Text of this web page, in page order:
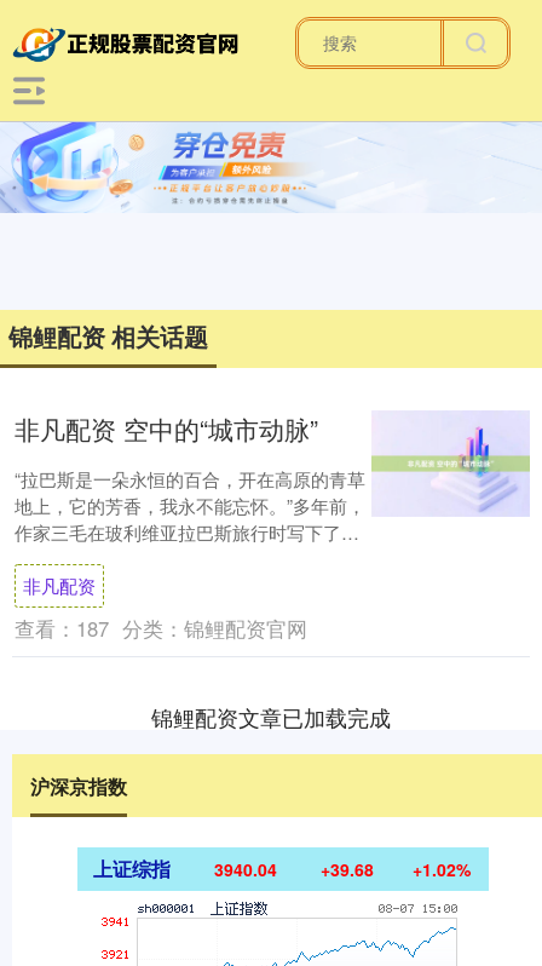
锦鲤配资 相关话题
非凡配资 空中的“城市动脉”
“拉巴斯是一朵永恒的百合，开在高原的青草
地上，它的芳香，我永不能忘怀。”多年前，
作家三毛在玻利维亚拉巴斯旅行时写下了这
句感怀之语。 拉巴斯是玻利维亚的行政首
都，....
非凡配资
查看： 187 分类： 锦鲤配资官网
锦鲤配资文章已加载完成
沪深京指数
上证综指 3940.04 +39.68 +1.02%